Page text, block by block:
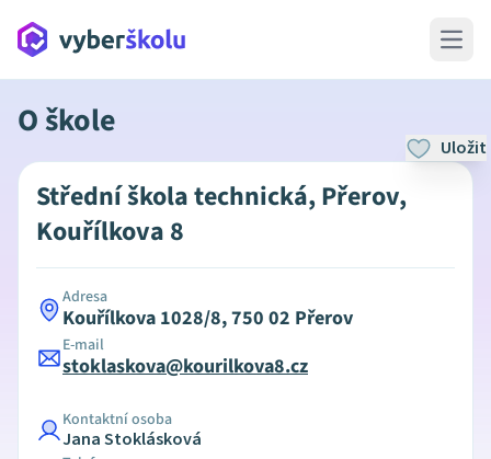
Open
O škole
Uložit
Střední škola technická, Přerov,
Kouřílkova 8
Adresa
Kouřílkova 1028/8, 750 02 Přerov
E-mail
stoklaskova@kourilkova8.cz
Kontaktní osoba
Jana Stoklásková